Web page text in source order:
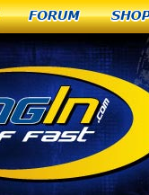
Forum Shop